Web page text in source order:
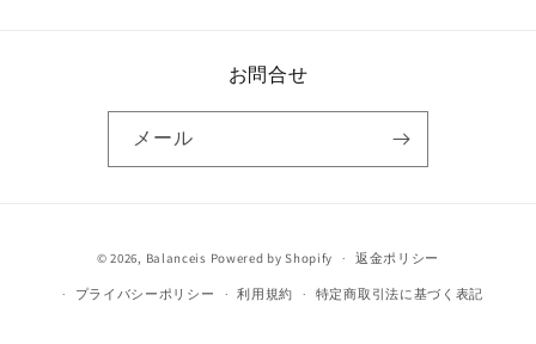
お問合せ
メール
済
方
© 2026, Balanceis Powered by Shopify 返金ポリシー
プライバシーポリシー 利用規約 特定商取引法に基づく表記